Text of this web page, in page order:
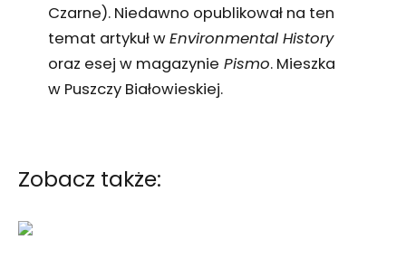
Czarne). Niedawno opublikował na ten
temat artykuł wEnvironmental History
oraz esej w magazynie Pismo. Mieszka
w Puszczy Białowieskiej.
Zobacz także: